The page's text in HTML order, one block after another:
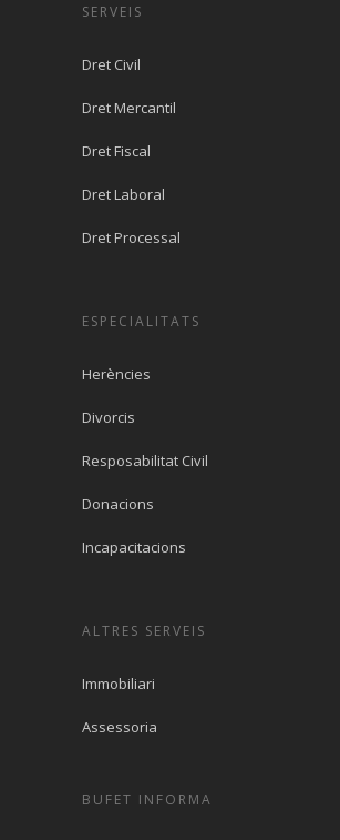
SERVEIS
Dret Civil
Dret Mercantil
Dret Fiscal
Dret Laboral
Dret Processal
ESPECIALITATS
Herències
Divorcis
Resposabilitat Civil
Donacions
Incapacitacions
ALTRES SERVEIS
Immobiliari
Assessoria
BUFET INFORMA